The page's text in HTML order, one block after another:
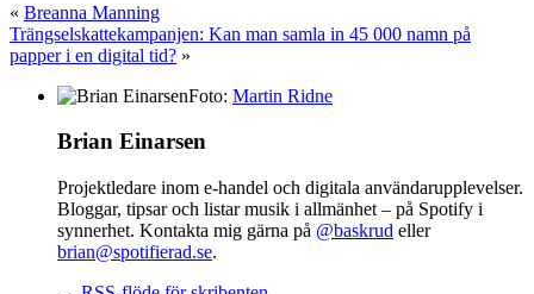
« Breanna Manning
Trängselskattekampanjen: Kan man samla in 45 000 namn på
papper i en digital tid? »
Foto: Martin Ridne
Brian Einarsen
Projektledare inom e-handel och digitala användarupplevelser.
Bloggar, tipsar och listar musik i allmänhet – på Spotify i
synnerhet. Kontakta mig gärna på @baskrud eller
brian@spotifierad.se.